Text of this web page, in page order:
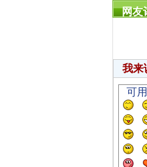
网友
我来
可